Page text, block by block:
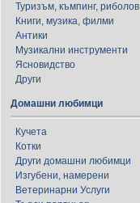
Туризъм, къмпинг, риболов
Книги, музика, филми
Антики
Музикални инструменти
Ясновидство
Други
Домашни любимци
Кучета
Котки
Други домашни любимци
Изгубени, намерени
Ветеринарни Услуги